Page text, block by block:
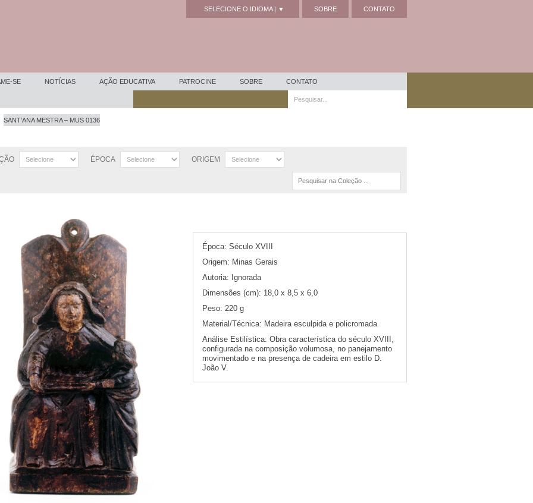
SOBRE CONTATO
SELECIONE O IDIOMA | ▼
SE NOTÍCIAS AÇÃO EDUCATIVA PATROCINE SOBRE CONTATO
SANT’ANA MESTRA – MUS 0136
ÉPOCA ORIGEM
Época: Século XVIII
Origem: Minas Gerais
Autoria: Ignorada
Dimensões (cm): 18,0 x 8,5 x 6,0
Peso: 220 g
Material/Técnica: Madeira esculpida e policromada
Análise Estilística: Obra característica do século XVIII,
configurada na composição volumosa, no panejamento
movimentado e na presença de cadeira em estilo D.
João V.